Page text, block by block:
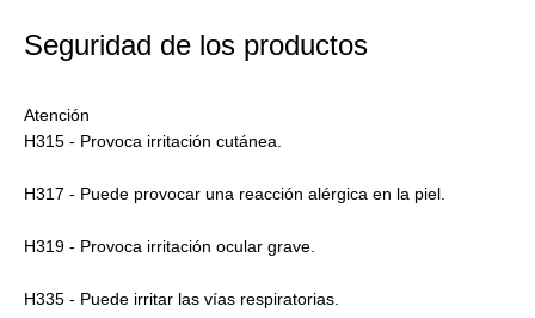
Seguridad de los productos
Atención
H315 - Provoca irritación cutánea.
H317 - Puede provocar una reacción alérgica en la piel.
H319 - Provoca irritación ocular grave.
H335 - Puede irritar las vías respiratorias.